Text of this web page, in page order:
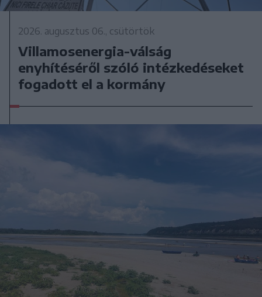
2026. augusztus 06., csütörtök
Villamosenergia-válság
enyhítéséről szóló intézkedéseket
fogadott el a kormány